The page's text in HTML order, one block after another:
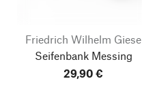
Friedrich Wilhelm Giese
Seifenbank Messing
29,90 €